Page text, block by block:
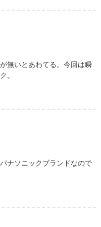
無いとあわてる。今回は瞬
。
ナソニックブランドなので